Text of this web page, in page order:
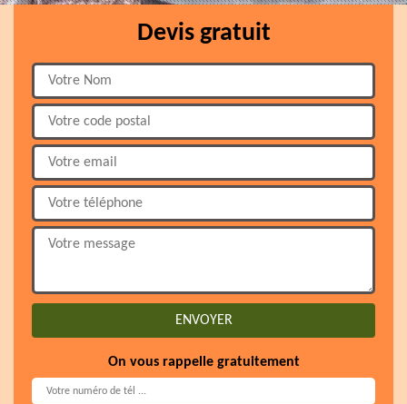
Devis gratuit
On vous rappelle gratuitement